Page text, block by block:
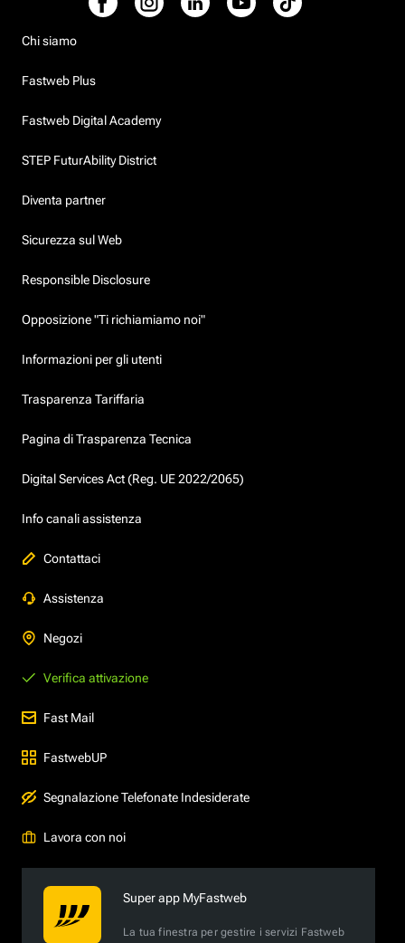
Chi siamo
Fastweb Plus
Fastweb Digital Academy
STEP FuturAbility District
Diventa partner
Sicurezza sul Web
Responsible Disclosure
Opposizione "Ti richiamiamo noi"
Informazioni per gli utenti
Trasparenza Tariffaria
Pagina di Trasparenza Tecnica
Digital Services Act (Reg. UE 2022/2065)
Info canali assistenza
Contattaci
Assistenza
Negozi
Verifica attivazione
Fast Mail
FastwebUP
Segnalazione Telefonate Indesiderate
Lavora con noi
Super app MyFastweb
La tua finestra per gestire i servizi Fastweb